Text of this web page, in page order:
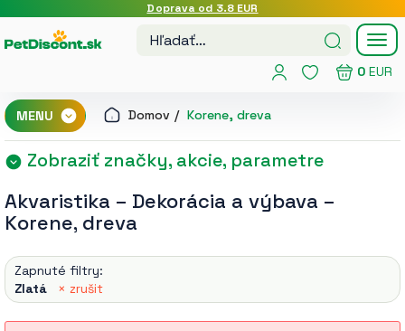
Doprava od 3.8 EUR
0 EUR
MENU Domov Korene, dreva
Zobraziť značky, akcie, parametre
Akvaristika – Dekorácia a výbava –
Korene, dreva
Zapnuté filtry:
Zlatá
× zrušit